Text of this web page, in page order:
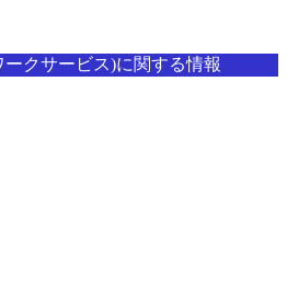
クサービス)に関する情報